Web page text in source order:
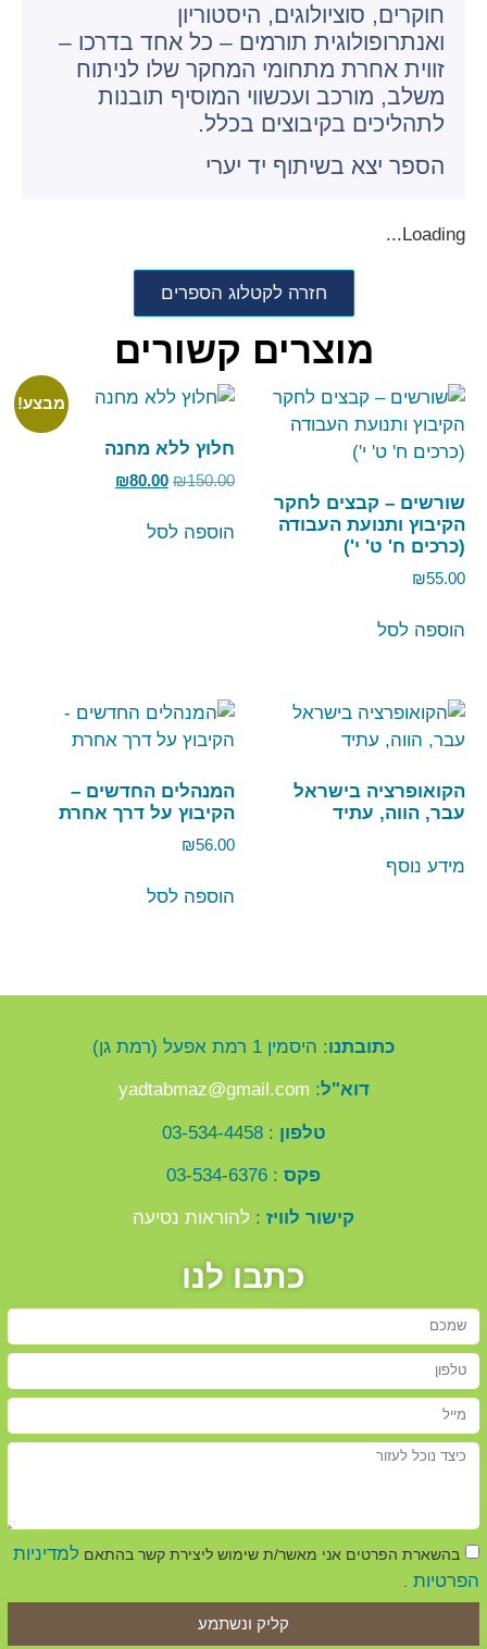
חוקרים, סוציולוגים, היסטוריון
ואנתרופולוגית תורמים – כל אחד בדרכו –
זווית אחרת מתחומי המחקר שלו לניתוח
משלב, מורכב ועכשווי המוסיף תובנות
לתהליכים בקיבוצים בכלל.
הספר יצא בשיתוף יד יערי
Loading...
חזרה לקטלוג הספרים
מוצרים קשורים
שורשים – קבצים לחקר
הקיבוץ ותנועת העבודה
(כרכים ח' ט' י')
₪55.00
הוספה לסל
מבצע!
חלוץ ללא מחנה
₪150.00
₪80.00
הוספה לסל
הקואופרציה בישראל
עבר, הווה, עתיד
מידע נוסף
המנהלים החדשים –
הקיבוץ על דרך אחרת
₪56.00
הוספה לסל
כתובתנו: היסמין 1 רמת אפעל (רמת גן)
דוא"ל:
טלפון : 03-534-4458
פקס : 03-534-6376
קישור לוויז : להוראות נסיעה
כתבו לנו
בהשארת הפרטים אני מאשר/ת שימוש ליצירת קשר בהתאם למדיניות
הפרטיות
קליק ונשתמע